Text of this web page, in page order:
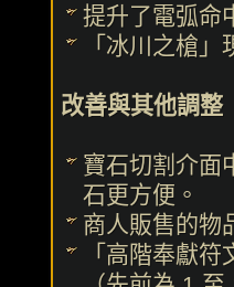
提升了電弧命
「冰川之槍」
改善與其他調整
寶石切割介面
石更方便。
商人販售的物
「高階奉獻